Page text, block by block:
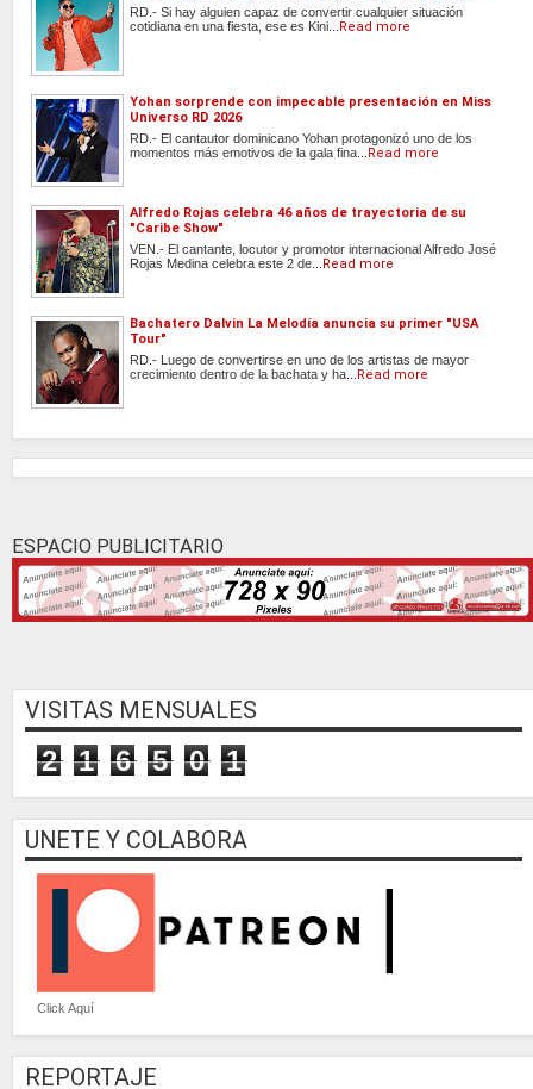
RD.- Si hay alguien capaz de convertir cualquier situación
cotidiana en una fiesta, ese es Kini... Read more
Yohan sorprende con impecable presentación en Miss
Universo RD 2026
RD.- El cantautor dominicano Yohan protagonizó uno de los
momentos más emotivos de la gala fina... Read more
Alfredo Rojas celebra 46 años de trayectoria de su
"Caribe Show"
VEN.- El cantante, locutor y promotor internacional Alfredo José
Rojas Medina celebra este 2 de... Read more
Bachatero Dalvin La Melodía anuncia su primer "USA
Tour"
RD.- Luego de convertirse en uno de los artistas de mayor
crecimiento dentro de la bachata y ha... Read more
ESPACIO PUBLICITARIO
VISITAS MENSUALES
2 1 6 5 0 1
UNETE Y COLABORA
Click Aquí
REPORTAJE